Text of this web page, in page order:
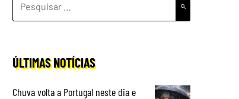
POR:
ÚLTIMAS NOTÍCIAS
Chuva volta a Portugal neste dia e